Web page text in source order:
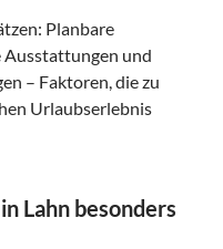
Planbare
und
– Faktoren, die zu
Urlaubserlebnis
Lahn besonders